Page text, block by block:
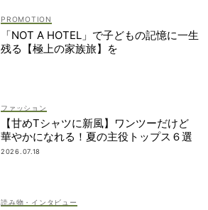
「NOT A HOTEL」で子どもの記憶に一生
残る【極上の家族旅】を
ファッション
【甘めTシャツに新風】ワンツーだけど
華やかになれる！夏の主役トップス６選
2026.07.18
読み物・インタビュー